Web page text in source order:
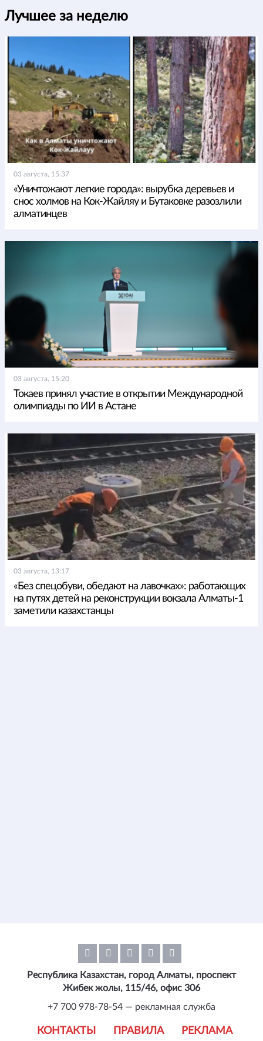
Лучшее за неделю
03 августа, 15:37
«Уничтожают легкие города»: вырубка деревьев и
снос холмов на Кок-Жайляу и Бутаковке разозлили
алматинцев
03 августа, 15:20
Токаев принял участие в открытии Международной
олимпиады по ИИ в Астане
03 августа, 13:17
«Без спецобуви, обедают на лавочках»: работающих
на путях детей на реконструкции вокзала Алматы-1
заметили казахстанцы
КОНТАКТЫ ПРАВИЛА РЕКЛАМА
Республика Казахстан, город Алматы, проспект
Жибек жолы, 115/46, офис 306
+7 700 978-78-54 — рекламная служба